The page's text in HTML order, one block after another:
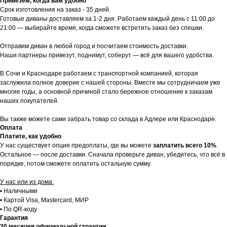
Срок изготовления на заказ - 35 дней.
Готовые диваны доставляем за 1-2 дня. Работаем каждый день с 11:00 до
21:00 — выбирайте время, когда сможете встретить заказ без спешки.
Отправим диван в любой город и посчитаем стоимость доставки.
Наши партнеры привезут, поднимут, соберут — всё для вашего удобства.
В Сочи и Краснодаре работаем с транспортной компанией, которая
заслужила полное доверие с нашей стороны. Вместе мы сотрудничаем уже
многие годы, а основной причиной стало бережное отношение к заказам
наших покупателей.
Вы также можете сами забрать товар со склада в Адлере или Краснодаре.
Оплата
Платите, как удобно
У нас существует опция предоплаты, где вы можете заплатить всего 10%
Остальное — после доставки. Сначала проверьте диван, убедитесь, что всё в
порядке, потом сможете оплатить остальную сумму.
У нас или из дома:
• Наличными
• Картой Visa, Mastercard, МИР
• По QR-коду
Гарантия